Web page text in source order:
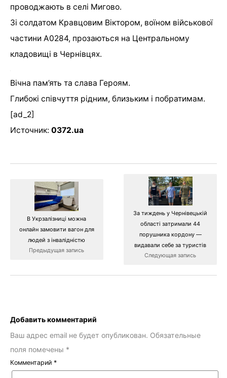
проводжають в селі Мигово.
Зі солдатом Кравцовим Віктором, воїном військової
частини А0284, прозаються на Центральному
кладовищі в Чернівцях.
Вічна пам’ять та слава Героям.
Глибокі співчуття рідним, близьким і побратимам.
[ad_2]
Источник: 0372.ua
В Укрзалізниці можна
онлайн замовити вагон для
людей з інвалідністю
Предыдущая запись
За тиждень у Чернівецькій
області затримали 44
порушника кордону —
видавали себе за туристів
Следующая запись
Добавить комментарий
Ваш адрес email не будет опубликован. Обязательные
поля помечены *
Комментарий *